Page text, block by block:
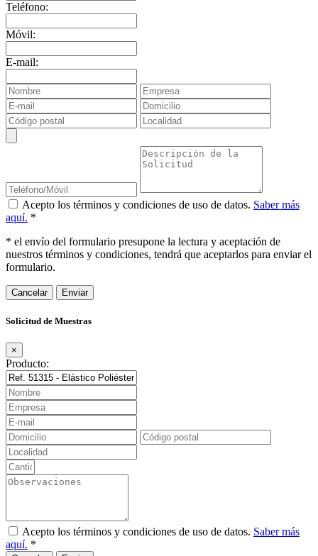
Teléfono:
Móvil:
E-mail:
Acepto los términos y condiciones de uso de datos. Saber más
aquí. *
* el envío del formulario presupone la lectura y aceptación de
nuestros términos y condiciones, tendrá que aceptarlos para enviar el
formulario.
Cancelar
Solicitud de Muestras
×
Producto:
Acepto los términos y condiciones de uso de datos. Saber más
aquí. *